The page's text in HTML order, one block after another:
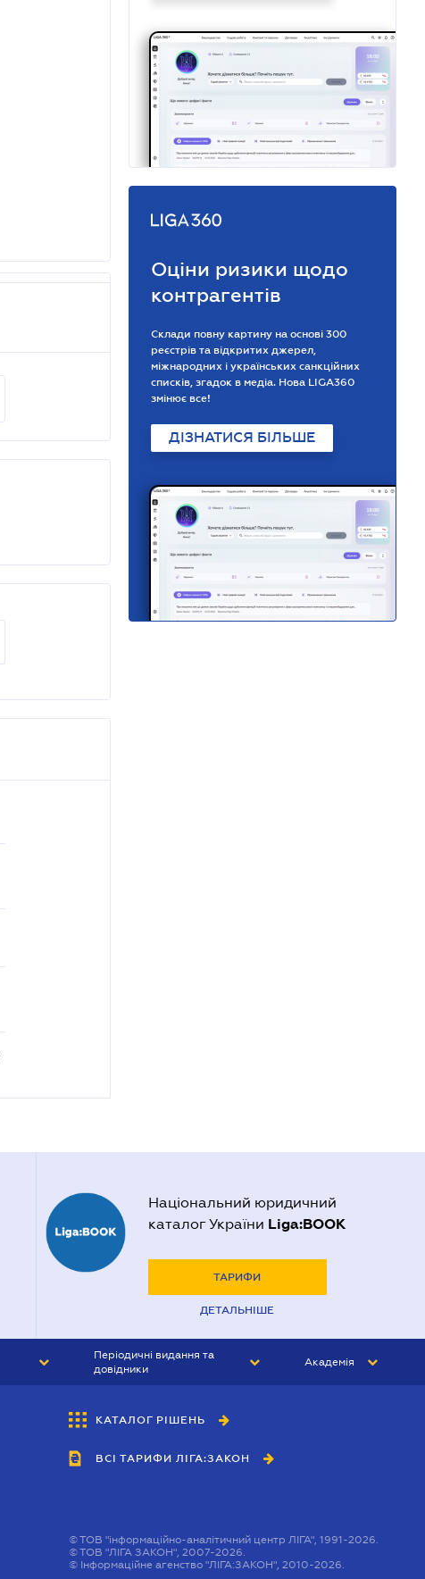
Оціни ризики щодо
контрагентів
Склади повну картину на основі 300
реєстрів та відкритих джерел,
міжнародних і українських санкційних
списків, згадок в медіа. Нова LIGA360
змінює все!
ДІЗНАТИСЯ БІЛЬШЕ
Національний юридичний
каталог України Liga:BOOK
ТАРИФИ
ДЕТАЛЬНІШЕ
Періодичні видання та
довідники
БУХГАЛТЕР&ЗАКОН
ВІСНИК МСФЗ
Академія
КАТАЛОГ РІШЕНЬ
ВСІ ТАРИФИ ЛІГА:ЗАКОН
©ТОВ "інформаційно-аналітичний центр ЛІГА", 1991-2026.
©ТОВ "ЛІГА ЗАКОН", 2007-2026.
© Інформаційне агенство "ЛІГА:ЗАКОН", 2010-2026.